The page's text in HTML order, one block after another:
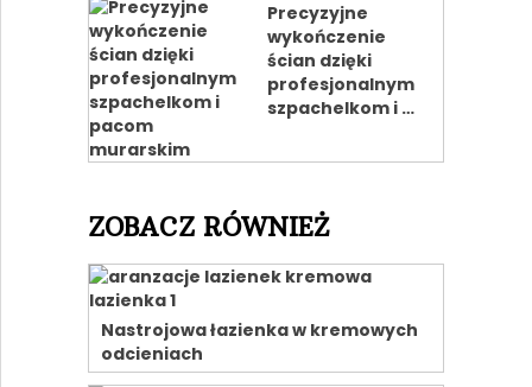
Precyzyjne
wykończenie
ścian dzięki
profesjonalnym
szpachelkom i …
ZOBACZ RÓWNIEŻ
Nastrojowa łazienka w kremowych
odcieniach